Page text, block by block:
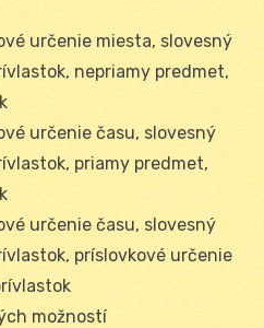
určenie miesta, slovesný
nepriamy predmet,
určenie času, slovesný
priamy predmet,
určenie času, slovesný
príslovkové určenie
možností